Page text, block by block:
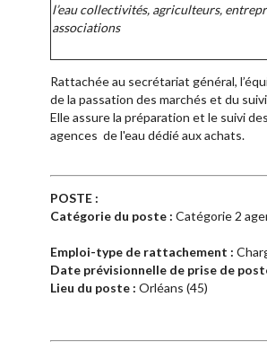
l’eau collectivités, agriculteurs,
associations
Rattachée au secrétariat général,
de la passation des marchés et du
Elle assure la préparation et le suivi
agences de l'eau dédié aux achats.
POSTE :
Catégorie du poste : Catégorie 2
Emploi-type de rattachement :
Date prévisionnelle de prise de
Lieu du poste : Orléans (45)